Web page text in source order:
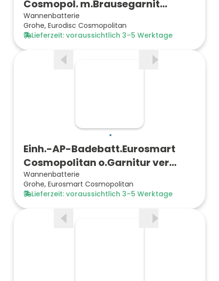
Cosmopol. m.Brausegarnit…
Wannenbatterie
Grohe, Eurodisc Cosmopolitan
Lieferzeit: voraussichtlich 3–5 Werktage
Einh.-AP-Badebatt.Eurosmart
Cosmopolitan o.Garnitur ver…
Wannenbatterie
Grohe, Eurosmart Cosmopolitan
Lieferzeit: voraussichtlich 3–5 Werktage